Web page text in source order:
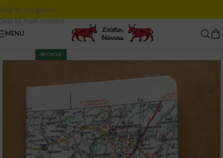
Skip to navigation
Skip to main content
MENU
RECYCLÉ